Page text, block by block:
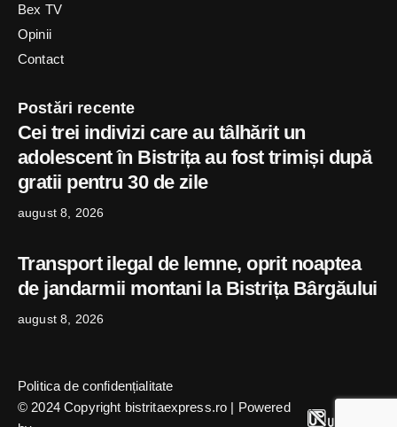
Bex TV
Opinii
Contact
Postări recente
Cei trei indivizi care au tâlhărit un
adolescent în Bistrița au fost trimiși după
gratii pentru 30 de zile
august 8, 2026
Transport ilegal de lemne, oprit noaptea
de jandarmii montani la Bistrița Bârgăului
august 8, 2026
© 2024 Copyright bistritaexpress.ro | Powered
Politica de confidențialitate